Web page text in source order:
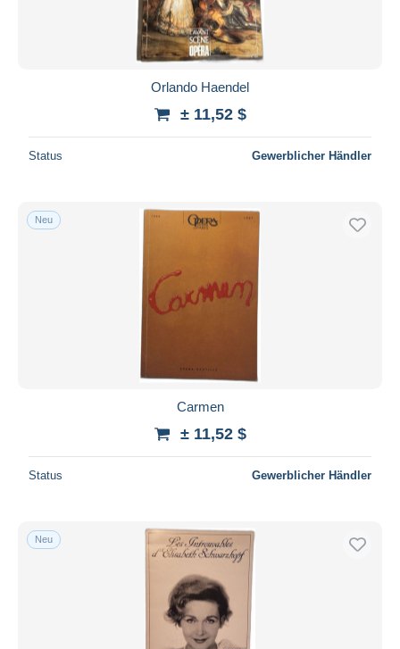
Orlando Haendel
± 11,52 $
Status Gewerblicher Händler
Neu
Carmen
± 11,52 $
Status Gewerblicher Händler
Neu